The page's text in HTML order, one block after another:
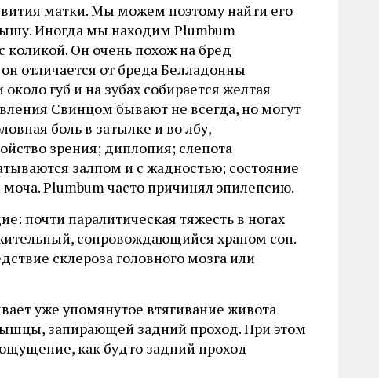
матки. Мы можем поэтому найти его
Иногда мы находим Plumbum
коликой. Он очень похож на бред
отличается от бреда Белладонны
губ и на зубах собирается желтая
Свинцом бывают не всегда, но могут
боль в затылке и во лбу,
зрения; диплопия; слепота
залпом и с жадностью; состояние
Plumbum часто причинял эпилепсию.
почти паралитическая тяжесть в ногах
сопровождающийся храпом сон.
склероза головного мозга или
уже упомянутое втягивание живота
запирающей задний проход. При этом
как будто задний проход